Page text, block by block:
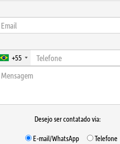
+55
Desejo ser contatado via:
E-mail/WhatsApp
Telefone